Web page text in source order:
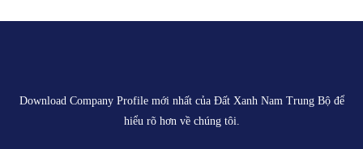
Download Company Profile mới nhất của Đất Xanh Nam Trung Bộđể
hiểu rõ hơn về chúng tôi.